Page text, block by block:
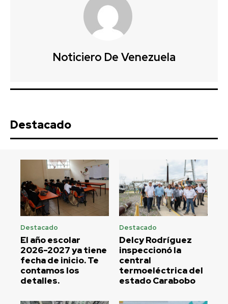
Noticiero De Venezuela
Destacado
Destacado
El año escolar
2026-2027 ya tiene
fecha de inicio. Te
contamos los
detalles.
Destacado
Delcy Rodríguez
inspeccionó la
central
termoeléctrica del
estado Carabobo